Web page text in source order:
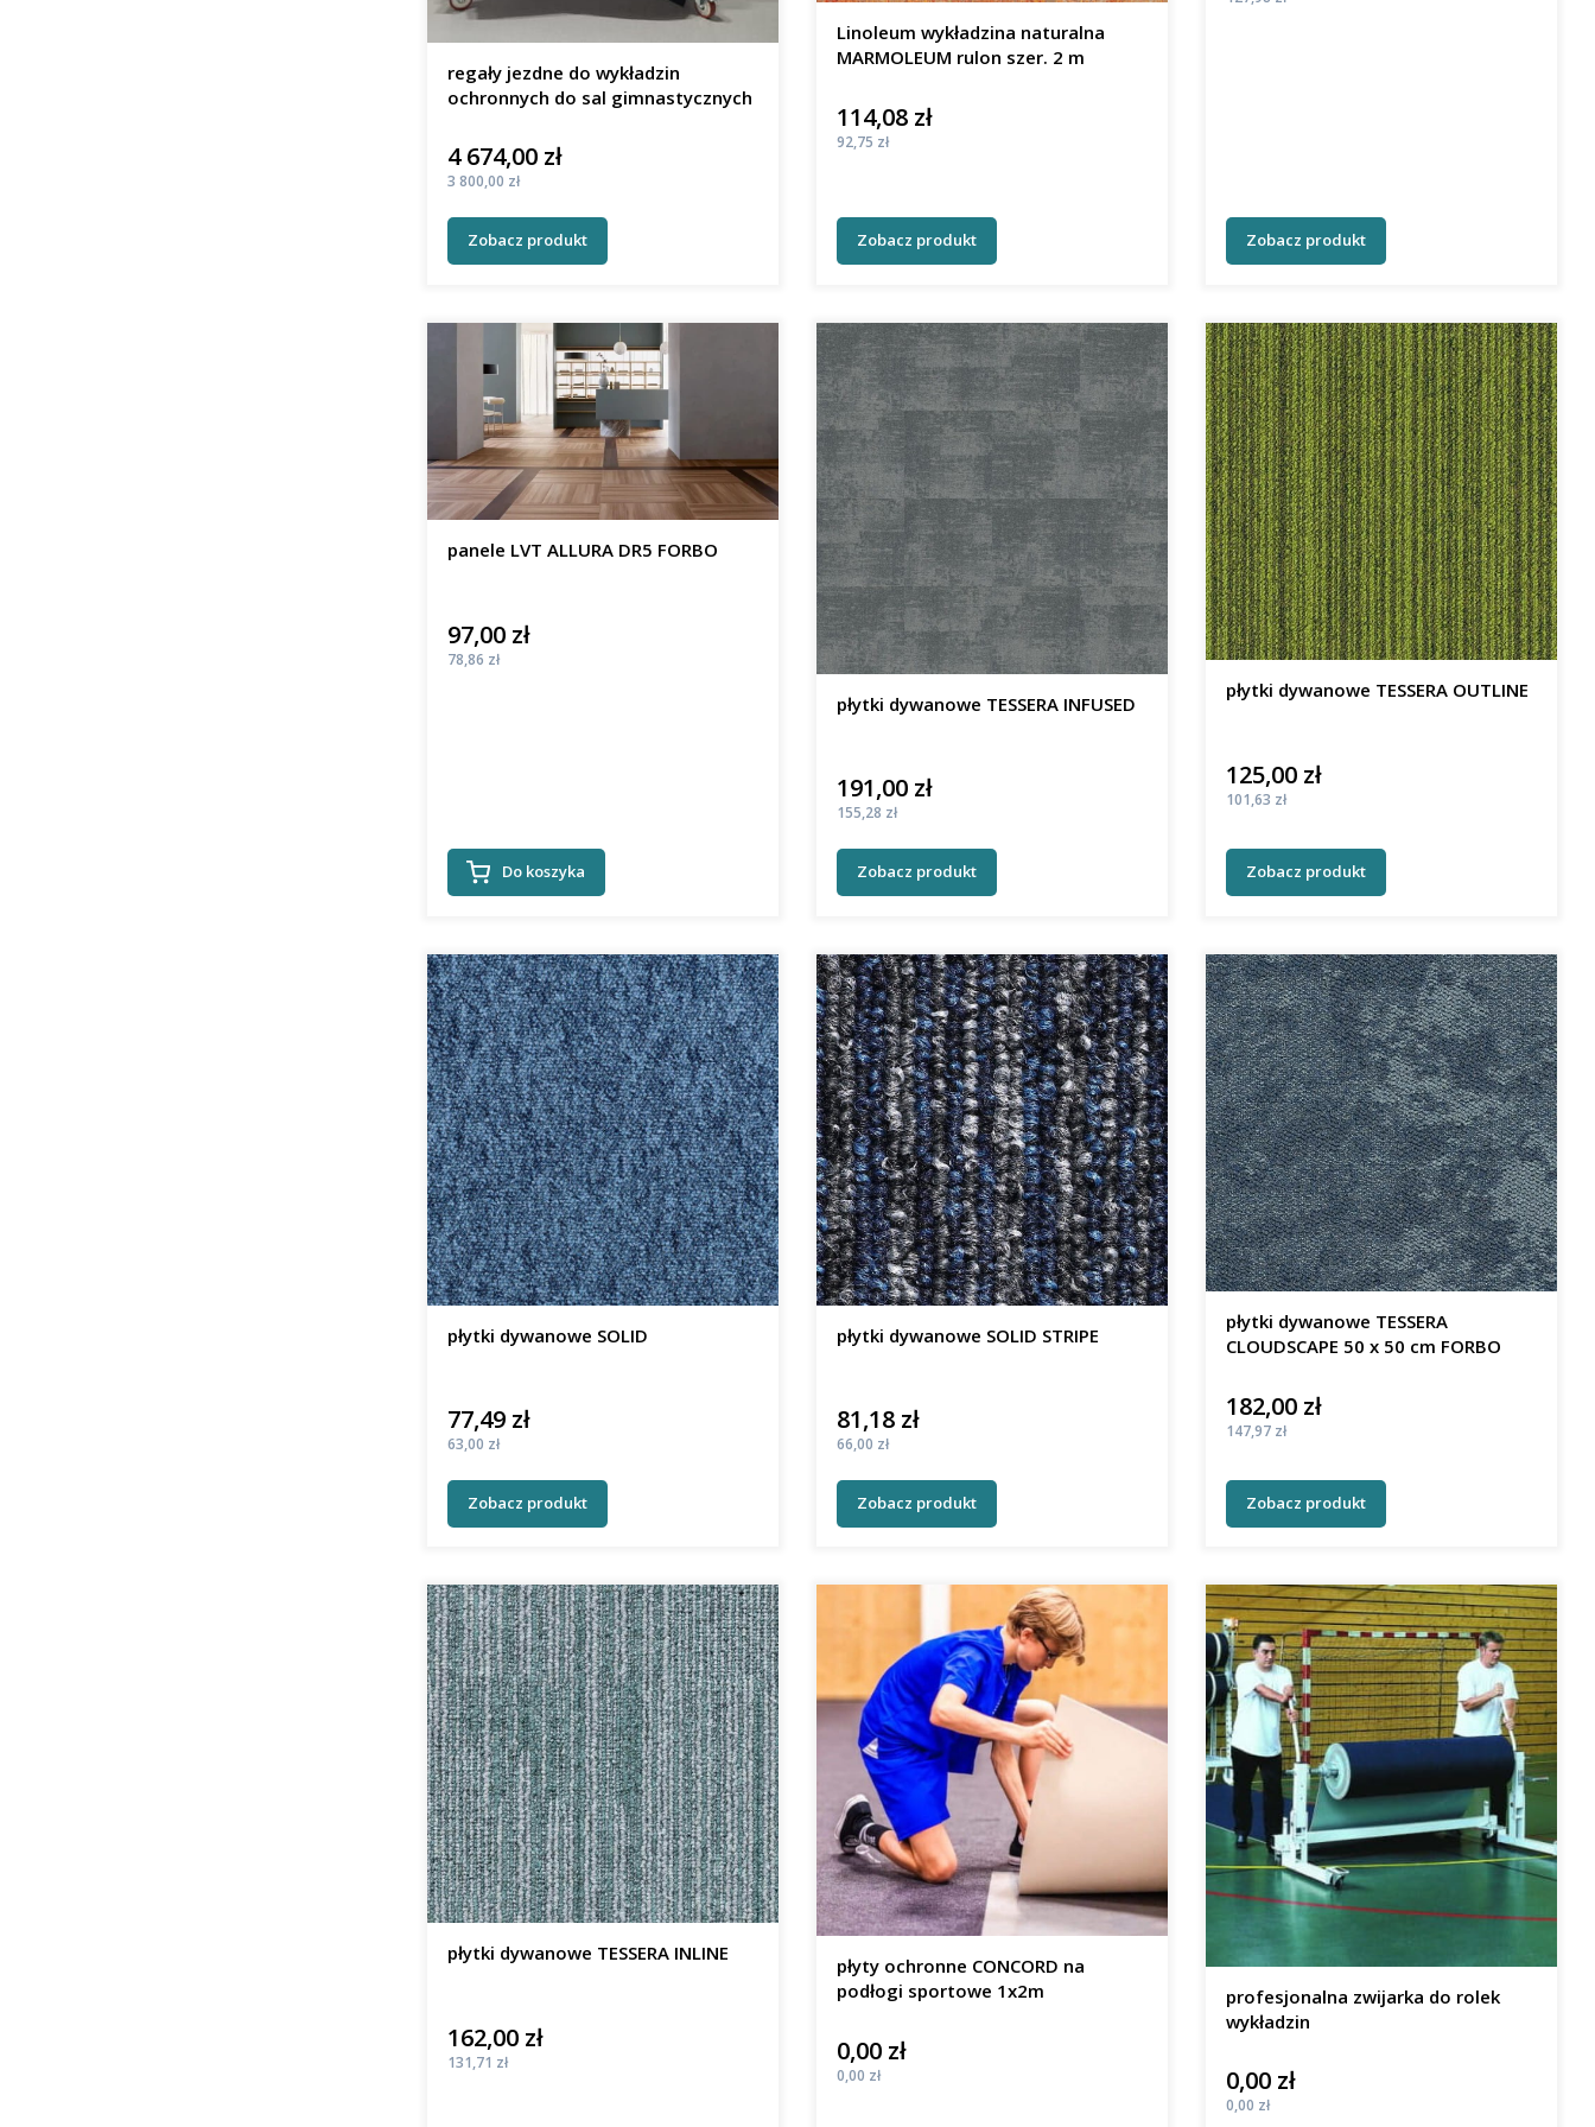
regały jezdne do wykładzin
ochronnych do sal gimnastycznych
Cena
4 674,00 zł
Cena
3 800,00 zł
Zobacz produkt
Linoleum wykładzina naturalna
MARMOLEUM rulon szer. 2 m
Cena
114,08 zł
Cena
92,75 zł
Zobacz produkt Zobacz produkt
panele LVT ALLURA DR5 FORBO
Cena
97,00 zł
Cena
78,86 zł
Do koszyka
płytki dywanowe TESSERA INFUSED
Cena
191,00 zł
Cena
155,28 zł
Zobacz produkt
płytki dywanowe TESSERA OUTLINE
Cena
125,00 zł
Cena
101,63 zł
Zobacz produkt
płytki dywanowe SOLID
Cena
77,49 zł
Cena
63,00 zł
Zobacz produkt
płytki dywanowe SOLID STRIPE
Cena
81,18 zł
Cena
66,00 zł
Zobacz produkt
płytki dywanowe TESSERA
CLOUDSCAPE 50 x 50 cm FORBO
Cena
182,00 zł
Cena
147,97 zł
Zobacz produkt
płytki dywanowe TESSERA INLINE
Cena
162,00 zł
Cena
131,71 zł
płyty ochronne CONCORD na
podłogi sportowe 1x2m
Cena
0,00 zł
Cena
0,00 zł
profesjonalna zwijarka do rolek
wykładzin
Cena
0,00 zł
Cena
0,00 zł